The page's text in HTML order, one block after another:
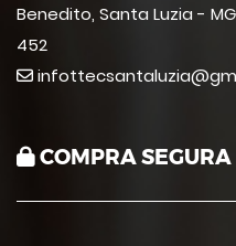
Benedito, Santa Luzia -
452
COMPRA SEGURA